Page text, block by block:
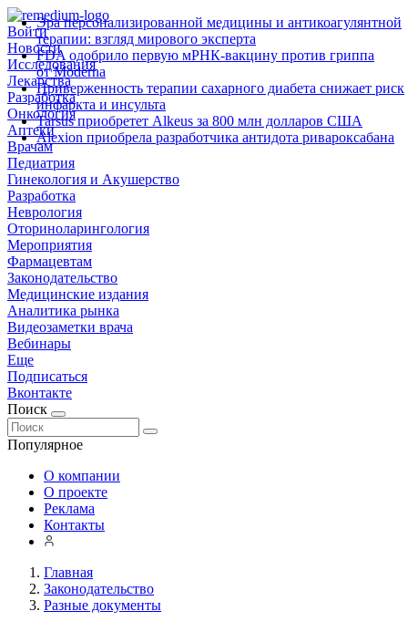
Войти
Новости
Исследования
Лекарства
Разработка
Онкология
Аптеки
Врачам
Педиатрия
Гинекология и Акушерство
Разработка
Неврология
Оториноларингология
Мероприятия
Фармацевтам
Законодательство
Медицинские издания
Аналитика рынка
Видеозаметки врача
Вебинары
Еще
Подписаться
Вконтакте
Поиск
Популярное
Эра персонализированной медицины и антикоагулянтной
терапии: взгляд мирового эксперта
FDA одобрило первую мРНК‑вакцину против гриппа
от Moderna
Приверженность терапии сахарного диабета снижает риск
инфаркта и инсульта
Tarsus приобретет Alkeus за 800 млн долларов США
Alexion приобрела разработчика антидота ривароксабана
О компании
О проекте
Реклама
Контакты
Главная
Законодательство
Разные документы